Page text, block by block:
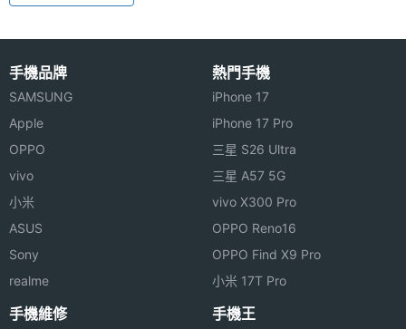
手機品牌
SAMSUNG
Apple
OPPO
vivo
小米
ASUS
Sony
realme
熱門手機
iPhone 17
iPhone 17 Pro
三星 S26 Ultra
三星 A57 5G
vivo X300 Pro
OPPO Reno16
OPPO Find X9 Pro
小米 17T Pro
手機維修 手機王